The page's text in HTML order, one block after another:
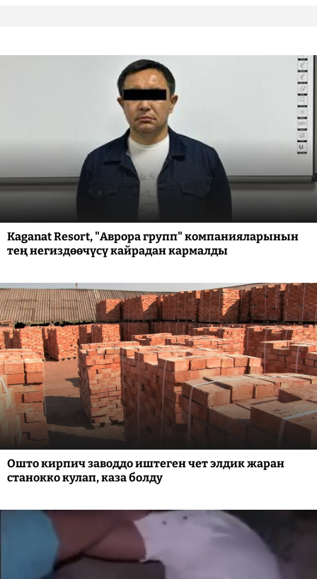
Kaganat Resort, "Аврора групп" компанияларынын
тең негиздөөчүсү кайрадан кармалды
Ошто кирпич заводдо иштеген чет элдик жаран
станокко кулап, каза болду